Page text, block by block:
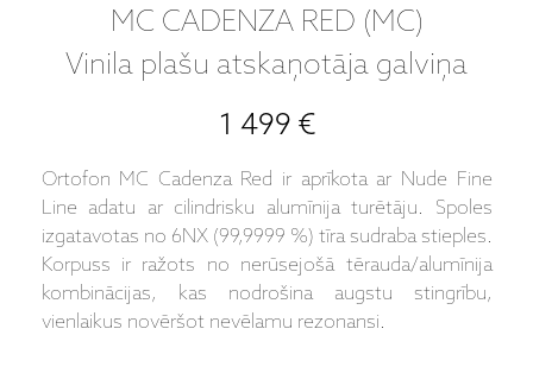
MC CADENZA RED (MC)
Vinila plašu atskaņotāja galviņa
1 499 €
Ortofon MC Cadenza Red ir aprīkota ar Nude Fine
Line adatu ar cilindrisku alumīnija turētāju. Spoles
izgatavotas no 6NX (99,9999 %) tīra sudraba stieples.
Korpuss ir ražots no nerūsejošā tērauda/alumīnija
kombinācijas, kas nodrošina augstu stingrību,
vienlaikus novēršot nevēlamu rezonansi.